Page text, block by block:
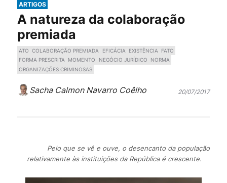
ARTIGOS
A natureza da colaboração
premiada
ATO COLABORAÇÃO PREMIADA EFICÁCIA EXISTÊNCIA
FATO
FORMA PRESCRITA
MOMENTO NEGÓCIO JURÍDICO
NORMA
ORGANIZAÇÕES CRIMINOSAS
Sacha Calmon Navarro Coêlho 20/07/2017
Pelo que se vê e ouve, o desencanto da população
relativamente às instituições da República é crescente.